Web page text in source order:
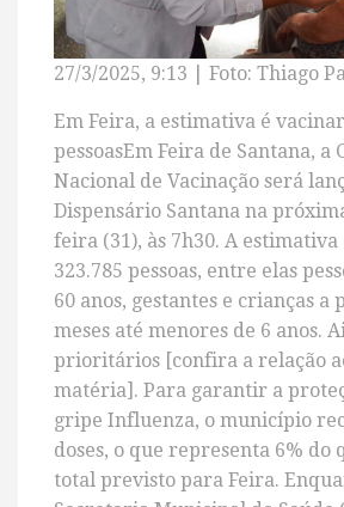
27/3/2025, 9:13 | Foto: Thiago
Em Feira, a estimativa é
pessoasEm Feira de Santana, a
Nacional de Vacinação será
Dispensário Santana na
feira (31), às 7h30. A
323.785 pessoas, entre elas
60 anos, gestantes e crianças a
meses até menores de 6 anos.
prioritários [confira a relação
matéria]. Para garantir a
gripe Influenza, o município
doses, o que representa 6%
total previsto para Feira.